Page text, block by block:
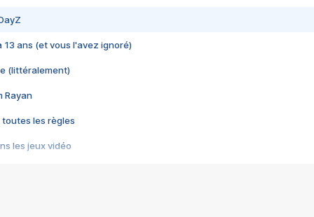
13 ans (et vous l'avez ignoré)
(littéralement)
Rayan
toutes les règles
les jeux vidéo